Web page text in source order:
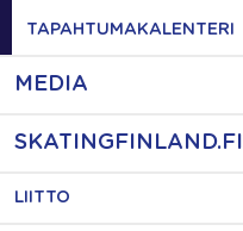
TAPAHTUMAKALENTERI
MEDIA
SKATINGFINLAND.FI
LIITTO